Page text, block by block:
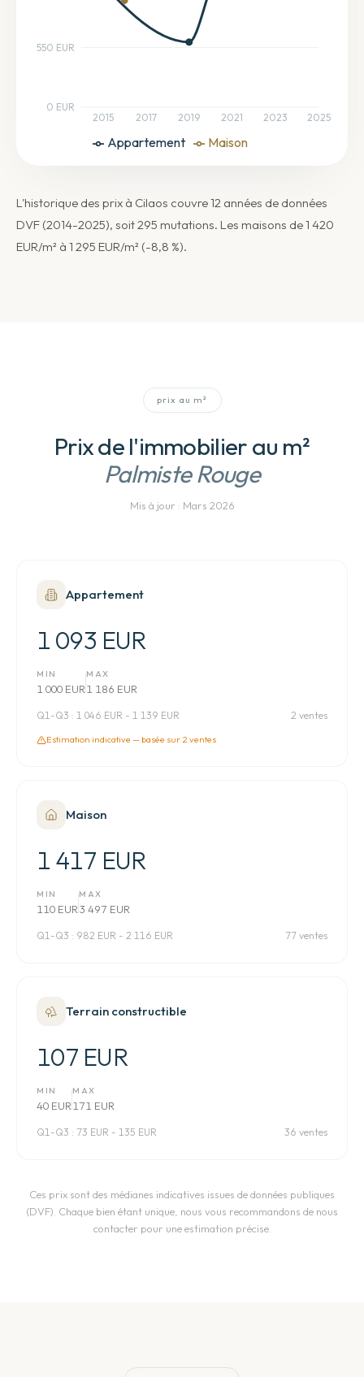
Appartement Maison
2015 2017 2019 2021 2023 2025
0 EUR
550 EUR
L'historique des prix à Cilaos couvre 12 années de données
DVF (2014-2025), soit 295 mutations. Les maisons de 1 420
EUR/m² à 1 295 EUR/m² (-8,8 %).
prix au m²
Prix de l'immobilier au m²
Palmiste Rouge
Mis à jour : Mars 2026
Appartement
1 093 EUR
MIN
1 000 EUR
MAX
1 186 EUR
Q1-Q3 : 1 046 EUR - 1 139 EUR 2 ventes
Estimation indicative — basée sur 2 ventes
Maison
1 417 EUR
MIN
110 EUR
MAX
3 497 EUR
Q1-Q3 : 982 EUR - 2 116 EUR 77 ventes
Terrain constructible
107 EUR
MIN
40 EUR
MAX
171 EUR
Q1-Q3 : 73 EUR - 135 EUR 36 ventes
Ces prix sont des médianes indicatives issues de données publiques
(DVF). Chaque bien étant unique, nous vous recommandons de nous
contacter pour une estimation précise.